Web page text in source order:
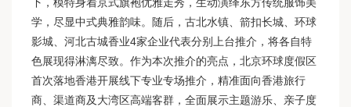
学，尽显中式典雅韵味。随后，古北水镇、箭扣长城、环球
影城、河北古城香业4家企业代表分别上台推介，将各自特
色展现得淋漓尽致。作为本次推介的亮点，北京环球度假区
首次落地香港开展线下专业专场推介，精准面向香港旅行
商、渠道商及大湾区高端客群，全面展示主题游乐、亲子度